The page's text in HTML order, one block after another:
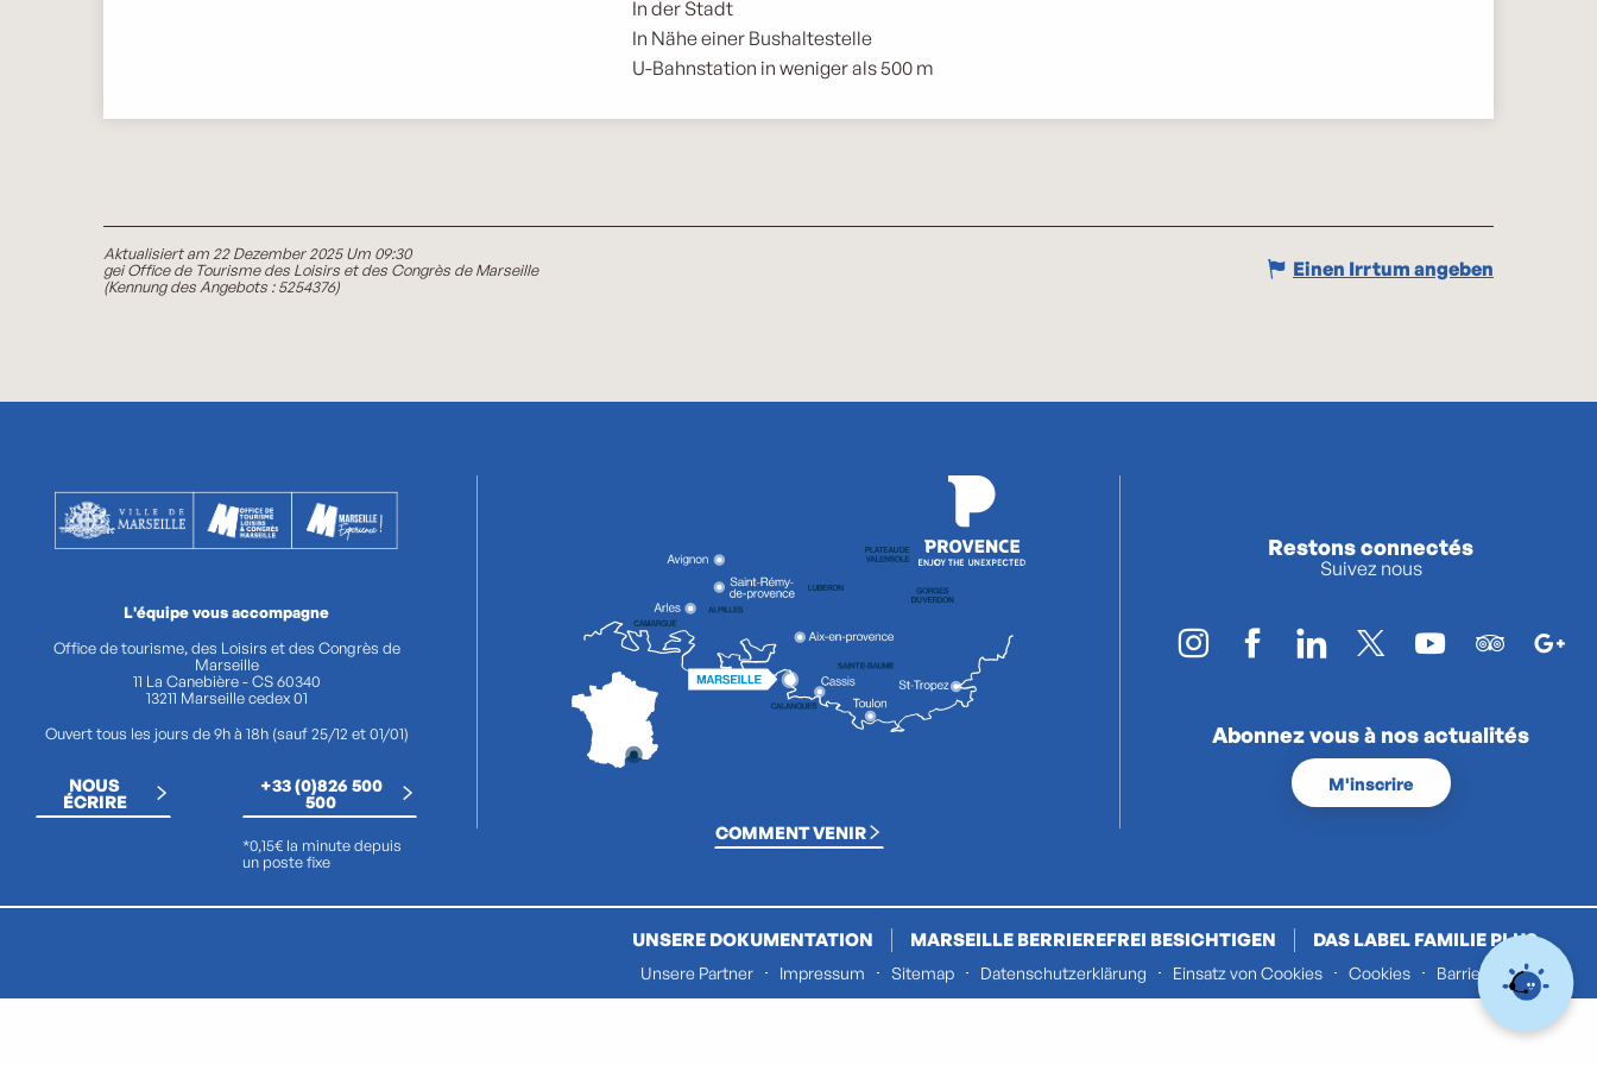
In der Stadt
In Nähe einer Bushaltestelle
U-Bahnstation in weniger als 500 m
Aktualisiert am 22 Dezember 2025 Um 09:30
gei Office de Tourisme des Loisirs et des Congrès de Marseille
(Kennung des Angebots :5254376)
Einen Irrtum angeben
L'équipe vous accompagne
Office de tourisme, des Loisirs et des Congrès de
Marseille
11 La Canebière - CS 60340
13211 Marseille cedex 01
Ouvert tous les jours de 9h à 18h (sauf 25/12 et 01/01)
NOUS
ÉCRIRE
+33 (0)826 500
500
*0,15€ la minute depuis
un poste fixe
COMMENT VENIR
Restons connectés
Suivez nous
Abonnez vous à nos actualités
M'inscrire
UNSERE DOKUMENTATION MARSEILLE BERRIEREFREI BESICHTIGEN DAS LABEL FAMILIE PLUS
Unsere Partner Impressum Sitemap Datenschutzerklärung Einsatz von Cookies Cookies Barrierefreiheit